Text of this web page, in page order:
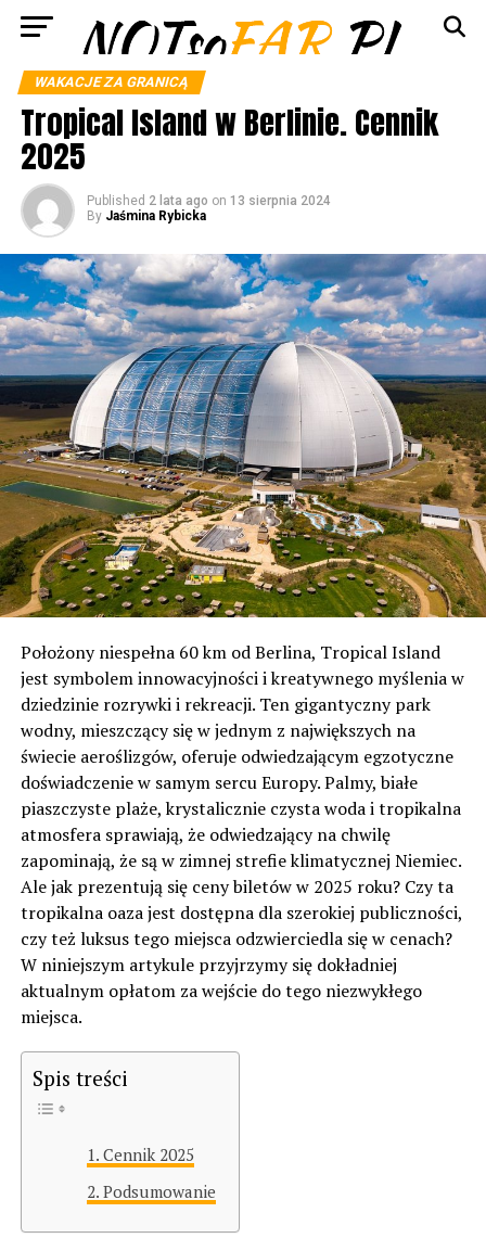
WAKACJE ZA GRANICĄ
Tropical Island w Berlinie. Cennik
2025
Published 2 lata ago on 13 sierpnia 2024
By Jaśmina Rybicka
Położony niespełna 60 km od Berlina, Tropical Island
jest symbolem innowacyjności i kreatywnego myślenia w
dziedzinie rozrywki i rekreacji. Ten gigantyczny park
wodny, mieszczący się w jednym z największych na
świecie aeroślizgów, oferuje odwiedzającym egzotyczne
doświadczenie w samym sercu Europy. Palmy, białe
piaszczyste plaże, krystalicznie czysta woda i tropikalna
atmosfera sprawiają, że odwiedzający na chwilę
zapominają, że są w zimnej strefie klimatycznej Niemiec.
Ale jak prezentują się ceny biletów w 2025 roku? Czy ta
tropikalna oaza jest dostępna dla szerokiej publiczności,
czy też luksus tego miejsca odzwierciedla się w cenach?
W niniejszym artykule przyjrzymy się dokładniej
aktualnym opłatom za wejście do tego niezwykłego
miejsca.
Spis treści
Cennik 2025
Podsumowanie